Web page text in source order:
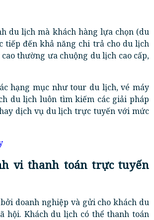
du lịch mà khách hàng lựa chọn (du
đến khả năng chi trả cho du lịch
thường ưa chuộng du lịch cao cấp,
hạng mục như tour du lịch, vé máy
du lịch luôn tìm kiếm các giải pháp
dịch vụ du lịch trực tuyến với mức
vi thanh toán trực tuyến
doanh nghiệp và gửi cho khách du
hội. Khách du lịch có thể thanh toán